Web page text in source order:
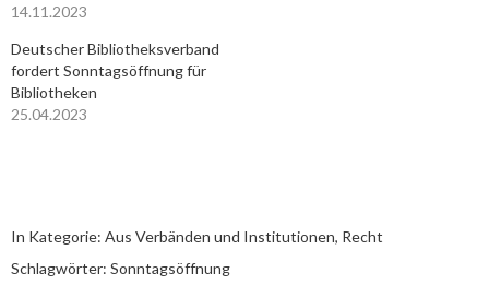
14.11.2023
Deutscher Bibliotheksverband
fordert Sonntagsöffnung für
Bibliotheken
25.04.2023
In Kategorie: Aus Verbänden und Institutionen, Recht
Schlagwörter: Sonntagsöffnung